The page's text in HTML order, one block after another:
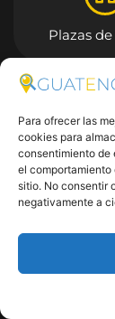
Para ofrecer las
cookies para
consentimiento de
el
sitio. No consentir
negativamente a
Plazas